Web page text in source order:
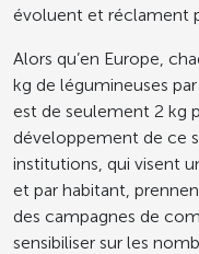
évoluent et réclament
Alors qu’en Europe,
kg de légumineuses
est de seulement 2 kg
développement de ce
institutions, qui visent
et par habitant,
des campagnes de
sensibiliser sur les